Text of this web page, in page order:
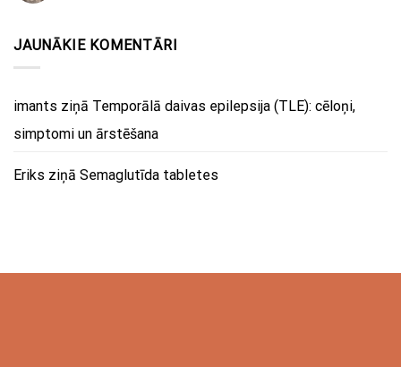
JAUNĀKIE KOMENTĀRI
imants ziņā Temporālā daivas epilepsija (TLE): cēloņi,
simptomi un ārstēšana
Eriks ziņā Semaglutīda tabletes